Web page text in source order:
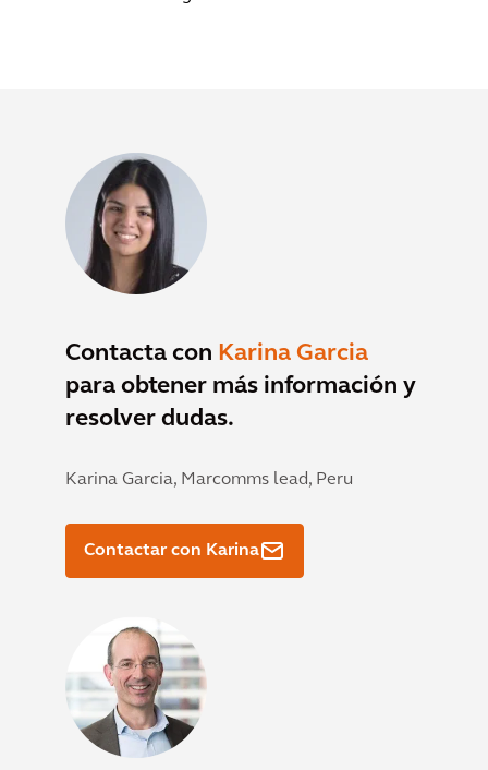
Contacta con Karina Garcia
para obtener más información y
resolver dudas.
Karina Garcia, Marcomms lead, Peru
Contactar con Karina